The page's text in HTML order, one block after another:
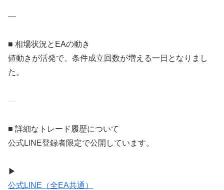
—
■ 相場状況とEAの動き
値動きが活発で、条件成立回数が増える一日となりまし
た。
—
■ 詳細なトレード履歴について
公式LINE登録者限定で公開しています。
▶
公式LINE（全EA共通）